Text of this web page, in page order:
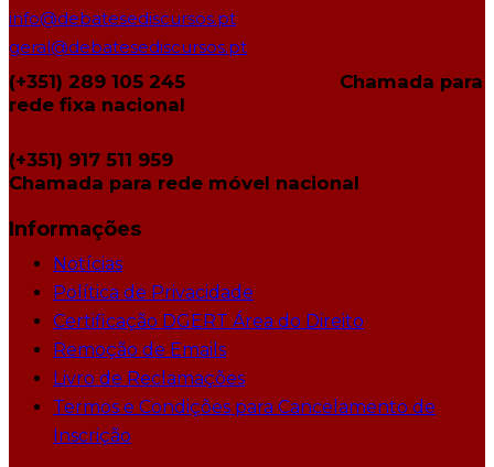
info@debatesediscursos.pt
geral@debatesediscursos.pt
(+351) 289 105 245 Chamada para
rede fixa nacional
(+351) 917 511 959
Chamada para rede móvel nacional
Informações
Notícias
Política de Privacidade
Certificação DGERT Área do Direito
Remoção de Emails
Livro de Reclamações
Termos e Condições para Cancelamento de
Inscrição